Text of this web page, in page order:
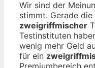
Wir sind der
stimmt. Gerade
zweigriffmischer
Testinstituten
wenig mehr Geld
für ein
Premiumbereich